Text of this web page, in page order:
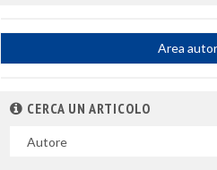
Area
CERCA UN ARTICOLO
campo